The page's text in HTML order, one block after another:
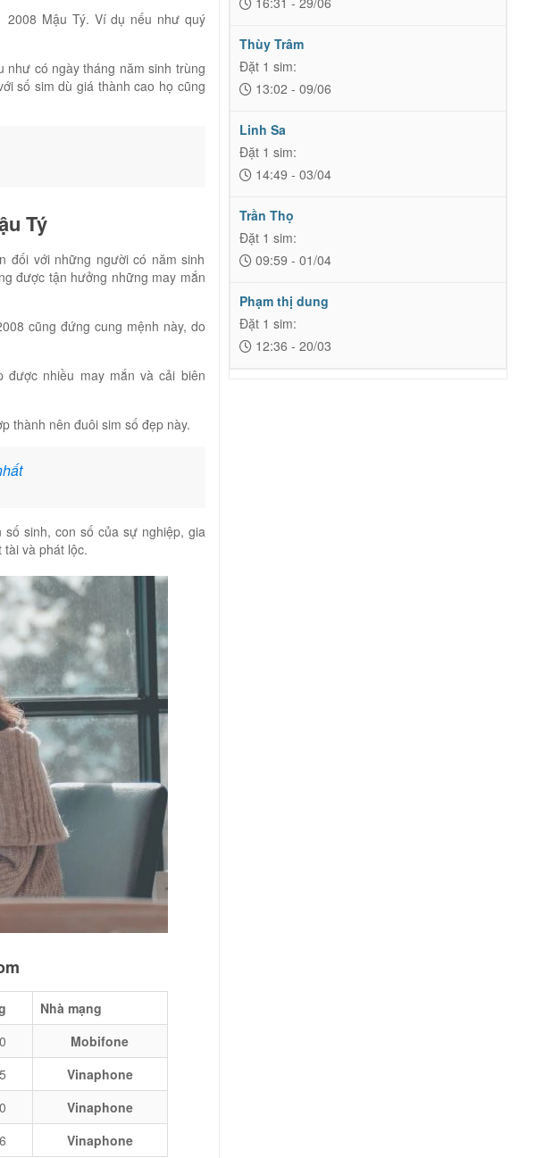
Mậu Tý. Ví dụ nếu như quý
có ngày tháng năm sinh trùng
số sim dù giá thành cao họ cũng
Tý
đối với những người có năm sinh
được tận hưởng những may mắn
cũng đứng cung mệnh này, do
nhiều may mắn và cải biên
thành nên đuôi sim số đẹp này.
sinh, con số của sự nghiệp, gia
và phát lộc.
Nhà mạng
Mobifone
Vinaphone
Vinaphone
Vinaphone
Thùy Trâm
Đặt 1 sim:
13:02 - 09/06
Linh Sa
Đặt 1 sim:
14:49 - 03/04
Trần Thọ
Đặt 1 sim:
09:59 - 01/04
Phạm thị dung
Đặt 1 sim:
12:36 - 20/03